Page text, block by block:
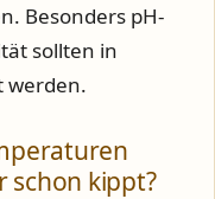
Besonders pH-
sollten in
werden.
schon kippt?